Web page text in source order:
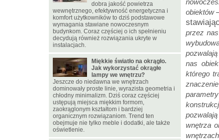
obiektów
przez
nas
którego
wnętrza
dobra jakość powietrza
wewnętrznego, efektywność energetyczna i
komfort użytkowników to dziś podstawowe
wymagania stawiane nowoczesnym
budynkom. Coraz częściej o ich spełnieniu
decydują również rozwiązania ukryte w
instalacjach.
Miękkie światło na okrągło.
Jak wykorzystać okrągłe
lampy we wnętrzu?
Jeszcze do niedawna we wnętrzach
dominowały proste linie, wyrazista geometria i
chłodny minimalizm. Dziś coraz częściej
ustępują miejsca miękkim formom,
zaokrąglonym kształtom i bardziej
organicznym rozwiązaniom. Trend ten
obejmuje nie tylko meble i dodatki, ale także
oświetlenie.